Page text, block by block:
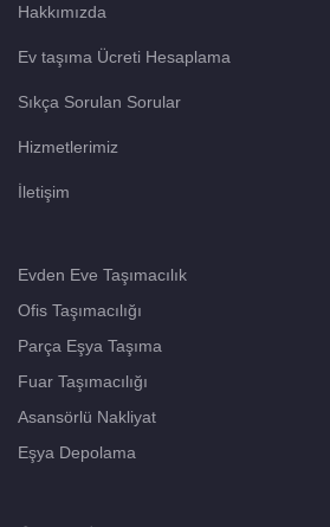
Hakkımızda
Ev taşıma Ücreti Hesaplama
Sıkça Sorulan Sorular
Hizmetlerimiz
İletişim
Evden Eve Taşımacılık
Ofis Taşımacılığı
Parça Eşya Taşıma
Fuar Taşımacılığı
Asansörlü Nakliyat
Eşya Depolama